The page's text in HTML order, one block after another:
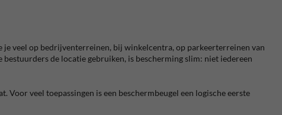
je veel op bedrijventerreinen, bij winkelcentra, op parkeerterreinen van
de locatie gebruiken, is bescherming slim: niet iedereen
veel toepassingen is een beschermbeugel een logische eerste